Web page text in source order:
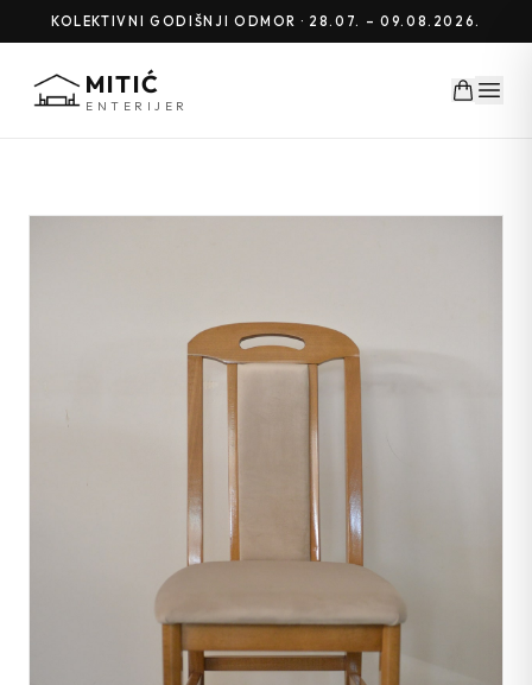
KOLEKTIVNI GODIŠNJI ODMOR · 28.07. – 09.08.2026.
MITIĆ
ENTERIJER